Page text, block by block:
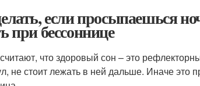
если просыпаешься
при бессоннице
что здоровый сон – это
не стоит лежать в ней дальше. Иначе